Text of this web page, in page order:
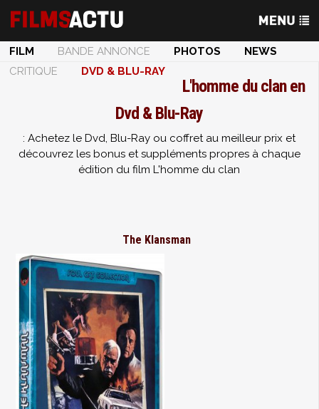
FILM BANDE ANNONCE PHOTOS
NEWS
CRITIQUE
DVD & BLU-RAY
L'homme du clan en
Dvd & Blu-Ray
: Achetez le Dvd, Blu-Ray ou coffret au meilleur prix et
découvrez les bonus et suppléments propres à chaque
édition du film L'homme du clan
The Klansman